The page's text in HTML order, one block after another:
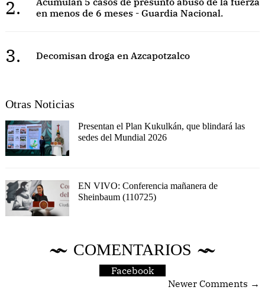
2.
en menos de 6 meses - Guardia Nacional.
3. Decomisan droga en Azcapotzalco
Otras Noticias
Presentan el Plan Kukulkán, que blindará las
sedes del Mundial 2026
EN VIVO: Conferencia mañanera de
Sheinbaum (110725)
COMENTARIOS
Facebook
Newer Comments →